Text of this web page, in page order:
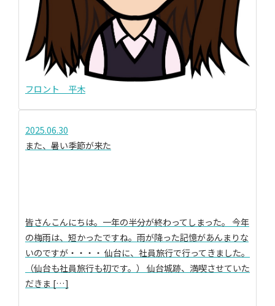
フロント 平木
2025.06.30
また、暑い季節が来た
皆さんこんにちは。一年の半分が終わってしまった。 今年
の梅雨は、短かったですね。雨が降った記憶があんまりな
いのですが・・・・ 仙台に、社員旅行で行ってきました。
（仙台も社員旅行も初です。） 仙台城跡、満喫させていた
だきま […]